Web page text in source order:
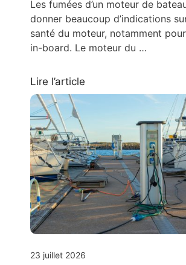
Les fumées d’un moteur de
donner beaucoup d’indications
santé du moteur, notamment
in-board. Le moteur du …
Lire l’article
23 juillet 2026